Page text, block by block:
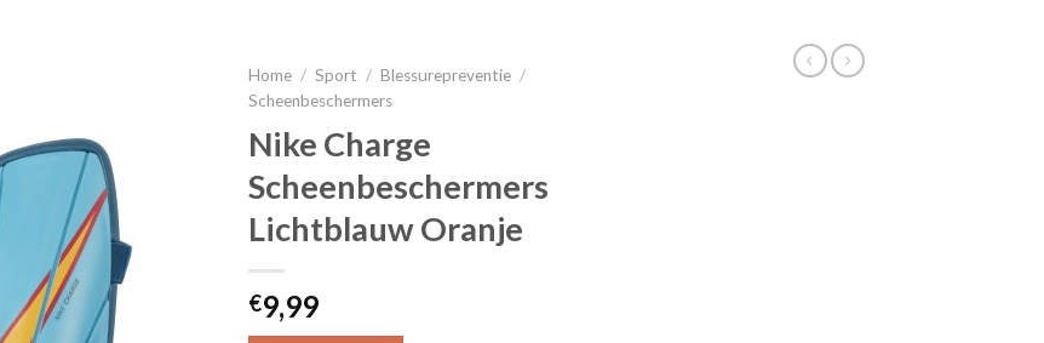
Home / Sport / Blessurepreventie /
Scheenbeschermers
Nike Charge
Scheenbeschermers
Lichtblauw Oranje
€9,99